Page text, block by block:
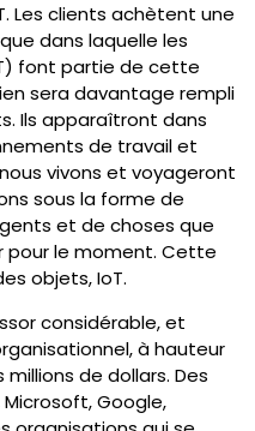
Les clients achètent une
dans laquelle les
font partie de cette
sera davantage rempli
Ils apparaîtront dans
de travail et
vivons et voyageront
sous la forme de
et de choses que
pour le moment. Cette
objets, IoT.
considérable, et
à hauteur
de dollars. Des
Google,